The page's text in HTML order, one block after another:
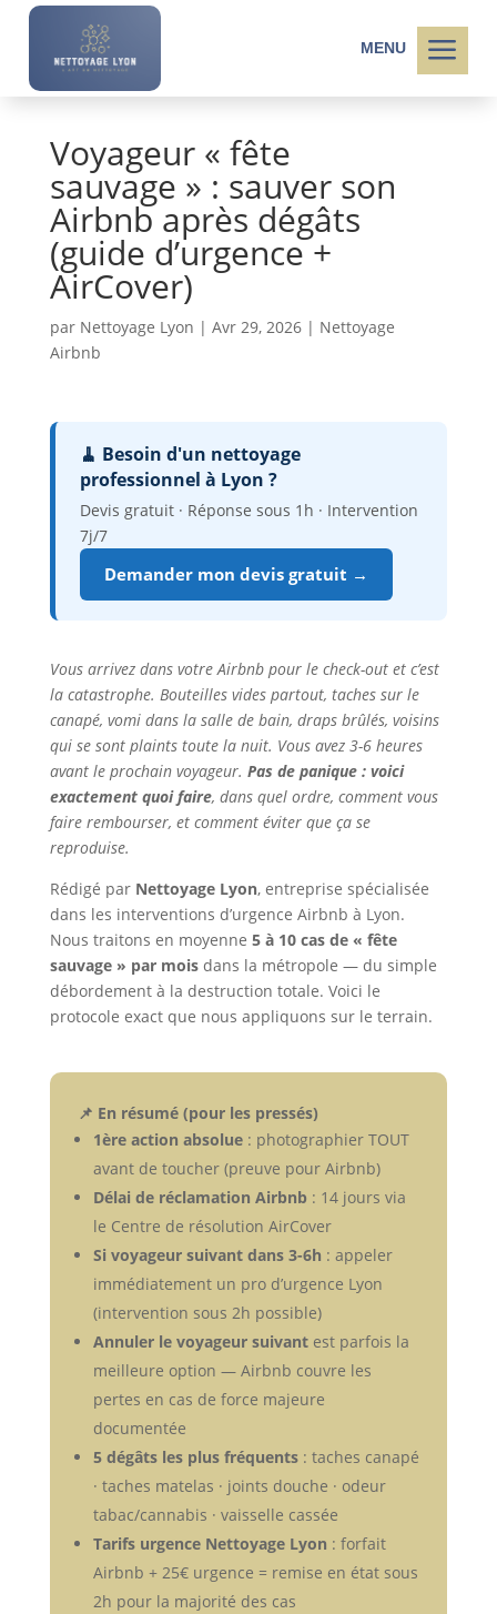
MENU a
Voyageur « fête
sauvage » : sauver son
Airbnb après dégâts
(guide d’urgence +
AirCover)
par Nettoyage Lyon | Avr 29, 2026| Nettoyage
Airbnb
🧹 Besoin d'un nettoyage
professionnel à Lyon ?
Devis gratuit · Réponse sous 1h · Intervention
7j/7
Demander mon devis gratuit →
Vous arrivez dans votre Airbnb pour le check-out et c’est
la catastrophe. Bouteilles vides partout, taches sur le
canapé, vomi dans la salle de bain, draps brûlés, voisins
qui se sont plaints toute la nuit. Vous avez 3-6 heures
avant le prochain voyageur. Pas de panique : voici
exactement quoi faire, dans quel ordre, comment vous
faire rembourser, et comment éviter que ça se
reproduise.
Rédigé par Nettoyage Lyon, entreprise spécialisée
dans les interventions d’urgence Airbnb à Lyon.
Nous traitons en moyenne 5 à 10 cas de « fête
sauvage » par moisdans la métropole — du simple
débordement à la destruction totale. Voici le
protocole exact que nous appliquons sur le terrain.
📌 En résumé (pour les pressés)
1ère action absolue: photographier TOUT
avant de toucher (preuve pour Airbnb)
Délai de réclamation Airbnb : 14 jours via
le Centre de résolution AirCover
Si voyageur suivant dans 3-6h : appeler
immédiatement un pro d’urgence Lyon
(intervention sous 2h possible)
Annuler le voyageur suivantest parfois la
meilleure option — Airbnb couvre les
pertes en cas de force majeure
documentée
5 dégâts les plus fréquents: taches canapé
· taches matelas · joints douche · odeur
tabac/cannabis · vaisselle cassée
Tarifs urgence Nettoyage Lyon : forfait
Airbnb + 25€ urgence = remise en état sous
2h pour la majorité des cas